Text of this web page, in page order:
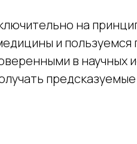
на
и пользуемся
в научных